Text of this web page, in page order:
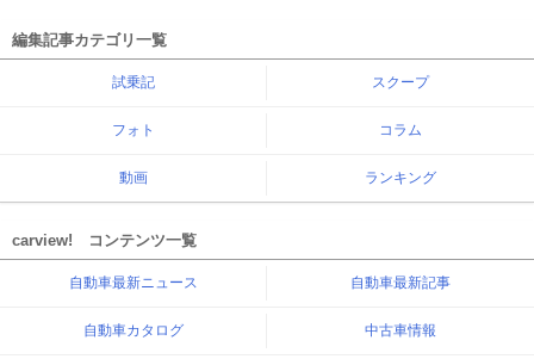
編集記事カテゴリ一覧
試乗記 スクープ
フォト コラム
動画 ランキング
carview! コンテンツ一覧
自動車最新ニュース 自動車最新記事
自動車カタログ 中古車情報